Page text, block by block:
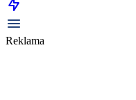
Reklama